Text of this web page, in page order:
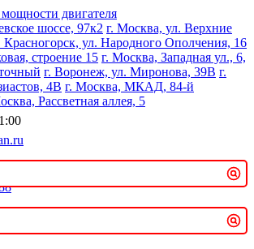
двигателя
шоссе, 97к2 г. Москва, ул. Верхние
Красногорск, ул. Народного Ополчения, 16
строение 15 г. Москва, Западная ул., 6,
г. Воронеж, ул. Миронова, 39В г.
4В г. Москва, МКАД, 84-й
Рассветная аллея, 5